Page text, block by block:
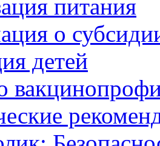
питания
о
детей